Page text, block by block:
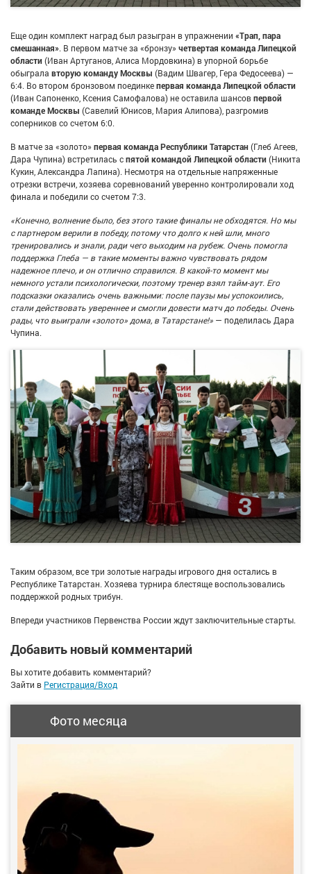
Еще один комплект наград был разыгран в упражнении «Трап, пара
смешанная». В первом матче за «бронзу»четвертая команда Липецкой
области(Иван Артуганов, Алиса Мордовкина) в упорной борьбе
обыграла вторую команду Москвы (Вадим Швагер, Гера Федосеева) —
6:4. Во втором бронзовом поединкепервая команда Липецкой области
(Иван Сапоненко, Ксения Самофалова) не оставила шансов первой
команде Москвы (Савелий Юнисов, Мария Алипова), разгромив
соперников со счетом 6:0.
В матче за «золото»первая команда Республики Татарстан(Глеб Агеев,
Дара Чупина) встретилась спятой командой Липецкой области(Никита
Кукин, Александра Лапина). Несмотря на отдельные напряженные
отрезки встречи, хозяева соревнований уверенно контролировали ход
финала и победили со счетом 7:3.
«Конечно, волнение было, без этого такие финалы не обходятся. Но мы
с партнером верили в победу, потому что долго к ней шли, много
тренировались и знали, ради чего выходим на рубеж. Очень помогла
поддержка Глеба — в такие моменты важно чувствовать рядом
надежное плечо, и он отлично справился. В какой-то момент мы
немного устали психологически, поэтому тренер взял тайм-аут. Его
подсказки оказались очень важными: после паузы мы успокоились,
стали действовать увереннее и смогли довести матч до победы. Очень
рады, что выиграли «золото» дома, в Татарстане!» — поделилась Дара
Чупина.
Таким образом, все три золотые награды игрового дня остались в
Республике Татарстан. Хозяева турнира блестяще воспользовались
поддержкой родных трибун.
Впереди участников Первенства России ждут заключительные старты.
Добавить новый комментарий
Вы хотите добавить комментарий?
Зайти в Регистрация/Вход
Фото месяца